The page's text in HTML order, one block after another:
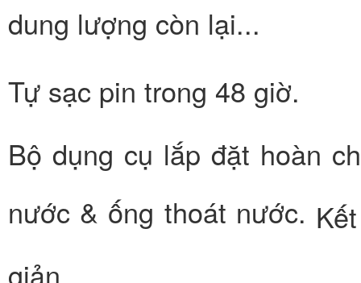
dung lượng còn lại...
Tự sạc pin trong 48 giờ.
Bộ dụng cụ lắp đặt hoàn
nước & ống thoát nước.